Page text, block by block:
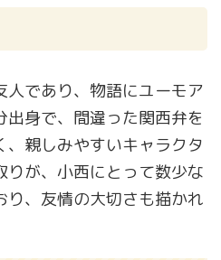
人であり、物語にユーモア
身で、間違った関西弁を
親しみやすいキャラクタ
りが、小西にとって数少な
り、友情の大切さも描かれ